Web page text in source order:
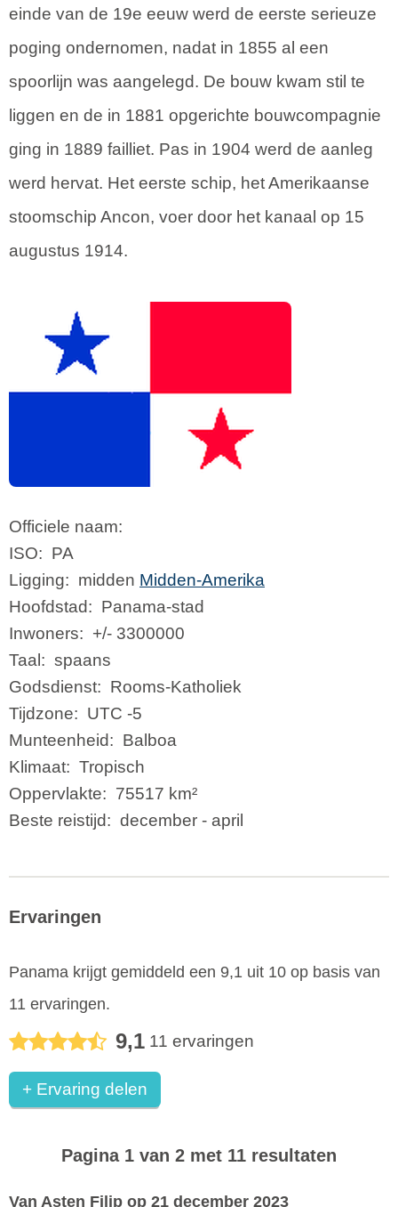
einde van de 19e eeuw werd de eerste serieuze
poging ondernomen, nadat in 1855 al een
spoorlijn was aangelegd. De bouw kwam stil te
liggen en de in 1881 opgerichte bouwcompagnie
ging in 1889 failliet. Pas in 1904 werd de aanleg
werd hervat. Het eerste schip, het Amerikaanse
stoomschip Ancon, voer door het kanaal op 15
augustus 1914.
Officiele naam:
ISO: PA
Ligging: midden Midden-Amerika
Hoofdstad: Panama-stad
Inwoners: +/- 3300000
Taal: spaans
Godsdienst: Rooms-Katholiek
Tijdzone: UTC -5
Munteenheid: Balboa
Klimaat: Tropisch
Oppervlakte: 75517 km²
Beste reistijd: december - april
Ervaringen
Panama krijgt gemiddeld een 9,1 uit 10 op basis van
11 ervaringen.
9,1 11 ervaringen
+ Ervaring delen
Pagina 1 van 2 met 11 resultaten
Van Asten Filip op 21 december 2023